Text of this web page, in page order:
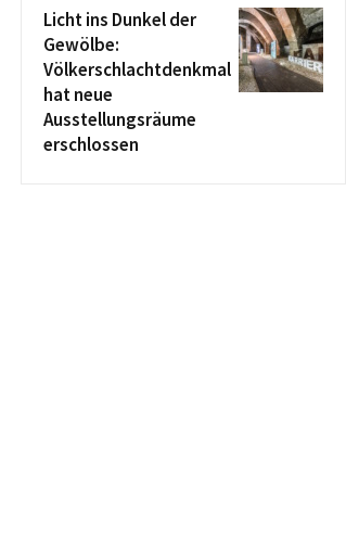
Licht ins Dunkel der
Gewölbe:
Völkerschlachtdenkmal
hat neue
Ausstellungsräume
erschlossen